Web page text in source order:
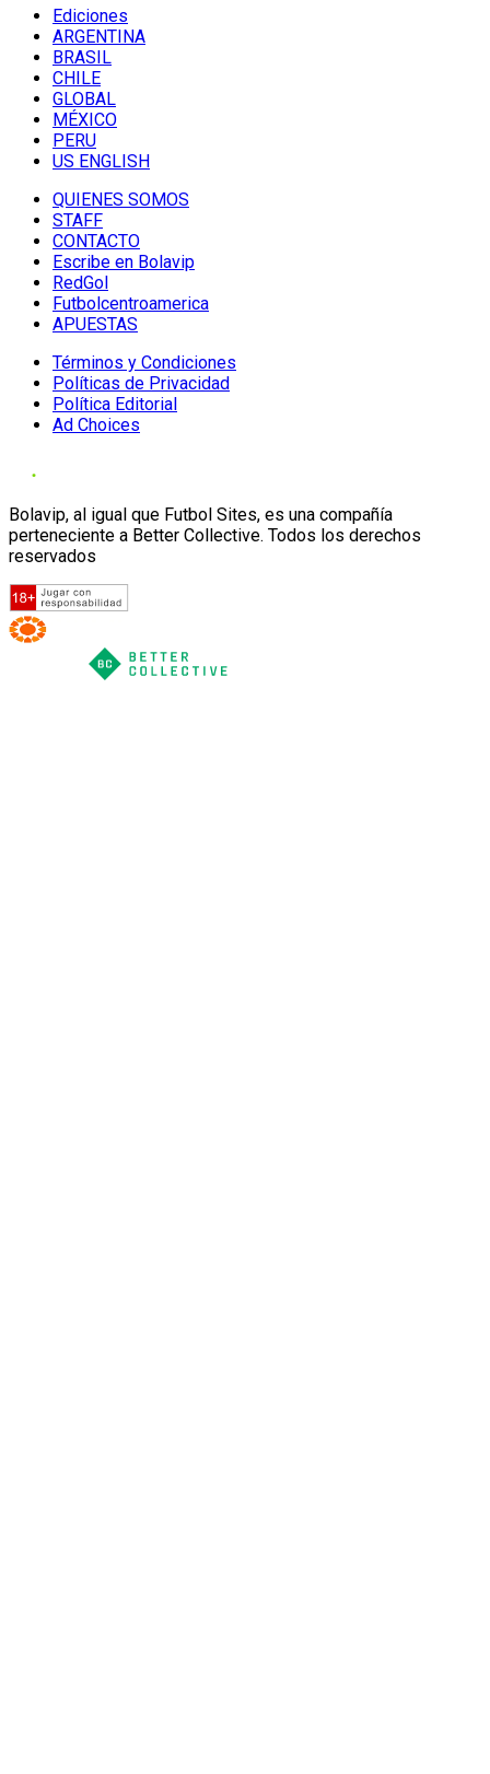
Ediciones
ARGENTINA
BRASIL
CHILE
GLOBAL
MÉXICO
PERU
US ENGLISH
QUIENES SOMOS
STAFF
CONTACTO
Escribe en Bolavip
RedGol
Futbolcentroamerica
APUESTAS
Términos y Condiciones
Políticas de Privacidad
Política Editorial
Ad Choices
Bolavip, al igual que Futbol Sites, es una compañía
perteneciente a Better Collective. Todos los derechos
reservados